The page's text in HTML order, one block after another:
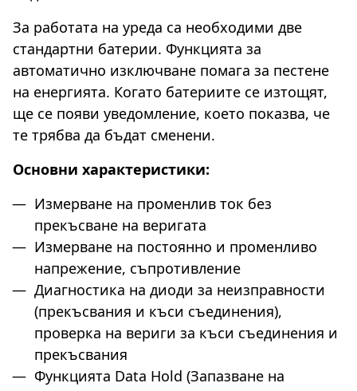
За работата на уреда са необходими две
стандартни батерии. Функцията за
автоматично изключване помага за пестене
на енергията. Когато батериите се изтощят,
ще се появи уведомление, което показва, че
те трябва да бъдат сменени.
Основни характеристики:
Измерване на променлив ток без
прекъсване на веригата
Измерване на постоянно и променливо
напрежение, съпротивление
Диагностика на диоди за неизправности
(прекъсвания и къси съединения),
проверка на вериги за къси съединения и
прекъсвания
Функцията Data Hold (Запазване на